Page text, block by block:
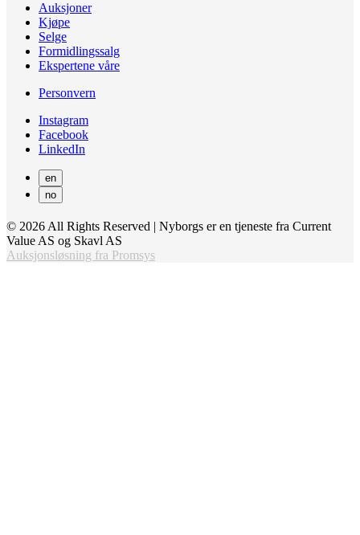
Auksjoner
Kjøpe
Selge
Formidlingssalg
Ekspertene våre
Personvern
Instagram
Facebook
LinkedIn
en
no
© 2026 All Rights Reserved | Nyborgs er en tjeneste fra Current
Value AS og Skavl AS
Auksjonsløsning fra Promsys